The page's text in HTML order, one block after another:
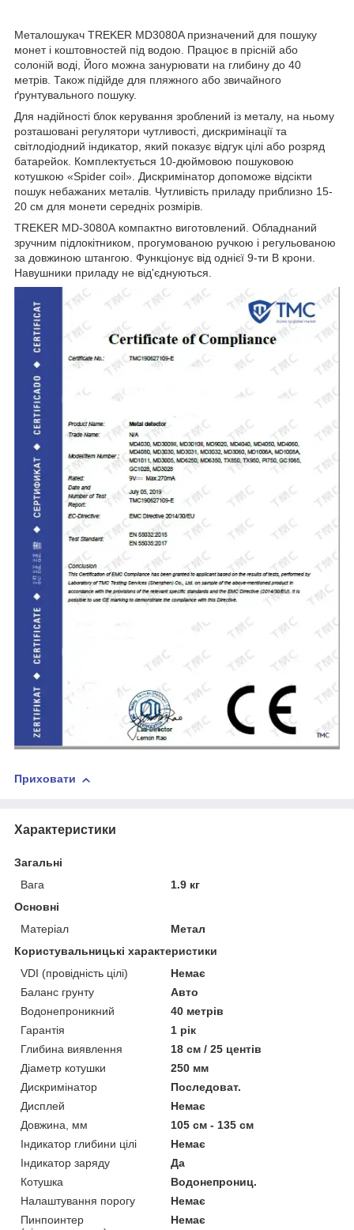
Металошукач TREKER MD3080A призначений для пошуку
монет і коштовностей під водою. Працює в прісній або
солоній воді, Його можна занурювати на глибину до 40
метрів. Також підійде для пляжного або звичайного
ґрунтувального пошуку.
Для надійності блок керування зроблений із металу, на ньому
розташовані регулятори чутливості, дискримінації та
світлодіодний індикатор, який показує відгук цілі або розряд
батарейок. Комплектується 10-дюймовою пошуковою
котушкою «Spider coil». Дискримінатор допоможе відсікти
пошук небажаних металів. Чутливість приладу приблизно 15-
20 см для монети середніх розмірів.
TREKER MD-3080А компактно виготовлений. Обладнаний
зручним підлокітником, прогумованою ручкою і регульованою
за довжиною штангою. Функціонує від однієї 9-ти В крони.
Навушники приладу не від'єднуються.
Приховати
Характеристики
Загальні
Вага
1.9 кг
Основні
Матеріал
Метал
Користувальницькі характеристики
VDI (провідність цілі)
Немає
Баланс грунту
Авто
Водонепроникний
40 метрів
Гарантія
1 рік
Глибина виявлення
18 см / 25 центів
Діаметр котушки
250 мм
Дискримінатор
Последоват.
Дисплей
Немає
Довжина, мм
105 см - 135 см
Індикатор глибини цілі
Немає
Індикатор заряду
Да
Котушка
Водонепрониц.
Налаштування порогу
Немає
Пинпоинтер
Немає